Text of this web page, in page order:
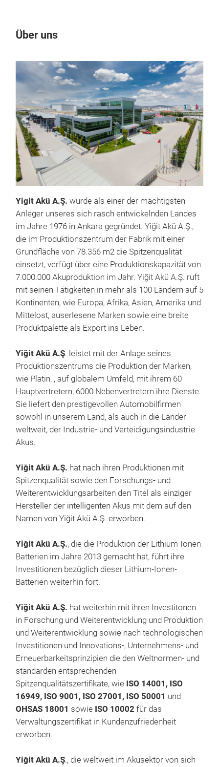
Über uns
Yigit Akü A.Ş. wurde als einer der mӓchtigsten
Anleger unseres sich rasch entwickelnden Landes
im Jahre 1976 in Ankara gegründet. Yiğit Akü A.Ş.,
die im Produktionszentrum der Fabrik mit einer
Grundflӓche von 78.356 m2 die Spitzenqualitӓt
einsetzt, verfügt über eine Produktionskapazitӓt von
7.000.000 Akuproduktion im Jahr. Yiğit Akü A.Ş. ruft
mit seinen Tӓtigkeiten in mehr als 100 Lӓndern auf 5
Kontinenten, wie Europa, Afrika, Asien, Amerika und
Mittelost, auserlesene Marken sowie eine breite
Produktpalette als Export ins Leben.
Yiğit Akü A.Ş. leistet mit der Anlage seines
Produktionszentrums die Produktion der Marken,
wie Platin, , auf globalem Umfeld, mit ihrem 60
Hauptvertretern, 6000 Nebenvertretern ihre Dienste.
Sie liefert den prestigevollen Automobilfirmen
sowohl in unserem Land, als auch in die Lӓnder
weltweit, der Industrie- und Verteidigungsindustrie
Akus.
Yiğit Akü A.Ş. hat nach ihren Produktionen mit
Spitzenqualitӓt sowie den Forschungs- und
Weiterentwicklungsarbeiten den Titel als einziger
Hersteller der intelligenten Akus mit dem auf den
Namen von Yiğit Akü A.Ş. erworben.
Yiğit Akü A.Ş., die die Produktion der Lithium-Ionen-
Batterien im Jahre 2013 gemacht hat, führt ihre
Investitionen bezüglich dieser Lithium-Ionen-
Batterien weiterhin fort.
Yiğit Akü A.Ş. hat weiterhin mit ihren Investitonen
in Forschung und Weiterentwicklung und Produktion
und Weiterentwicklung sowie nach technologischen
Investitionen und Innovations-, Unternehmens- und
Erneuerbarkeitsprinzipien die den Weltnormen- und
standarden entsprechenden
Spitzenqualitӓtszertifikate, wie ISO 14001, ISO
16949, ISO 9001, ISO 27001, ISO 50001 und
OHSAS 18001 sowie ISO 10002 für das
Verwaltungszertifikat in Kundenzufriedenheit
erworben.
Yiğit Akü A.Ş., die weltweit im Akusektor von sich